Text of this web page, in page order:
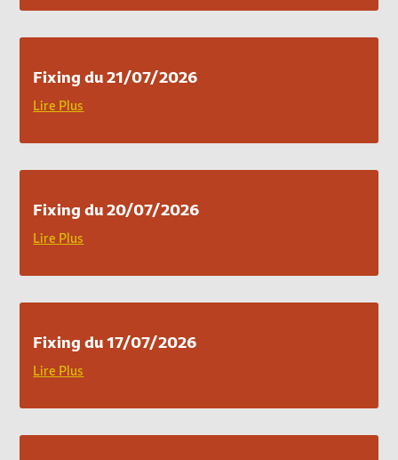
Fixing du 21/07/2026
Lire Plus
Fixing du 20/07/2026
Lire Plus
Fixing du 17/07/2026
Lire Plus